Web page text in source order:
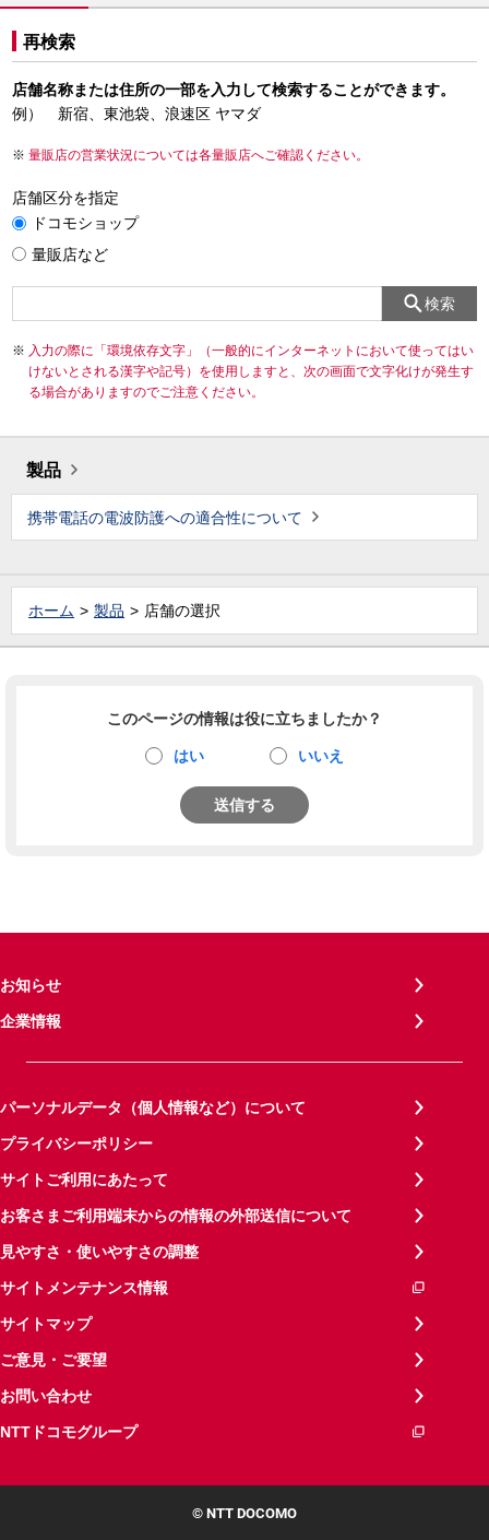
再検索
店舗名称または住所の一部を入力して検索することができます。
例） 新宿、東池袋、浪速区 ヤマダ
量販店の営業状況については各量販店へご確認ください。
店舗区分を指定
ドコモショップ
量販店など
検索
入力の際に「環境依存文字」（一般的にインターネットにおいて使ってはい
けないとされる漢字や記号）を使用しますと、次の画面で文字化けが発生す
る場合がありますのでご注意ください。
製品
携帯電話の電波防護への適合性について
ホーム 製品 店舗の選択
このページの情報は役に立ちましたか？
はい いいえ
送信する
お知らせ
企業情報
パーソナルデータ（個人情報など）について
プライバシーポリシー
サイトご利用にあたって
お客さまご利用端末からの情報の外部送信について
見やすさ・使いやすさの調整
サイトメンテナンス情報
サイトマップ
ご意見・ご要望
お問い合わせ
NTTドコモグループ
© NTT DOCOMO